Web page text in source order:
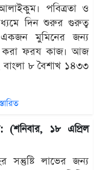
পবিত্রতা ও
দিন শুরুর গুরুত্ব
মুমিনের জন্য
করা ফরয কাজ। আজ
৮ বৈশাখ ১৪৩৩
১৮ এপ্রিল
সন্তুষ্টি লাভের জন্য